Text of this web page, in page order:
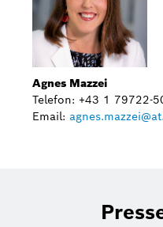
Agnes Mazzei
Telefon: +43 1 79722-
Email: